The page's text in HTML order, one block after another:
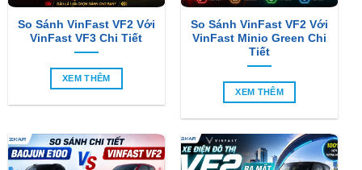
XEM THÊM
Tiết
XEM THÊM